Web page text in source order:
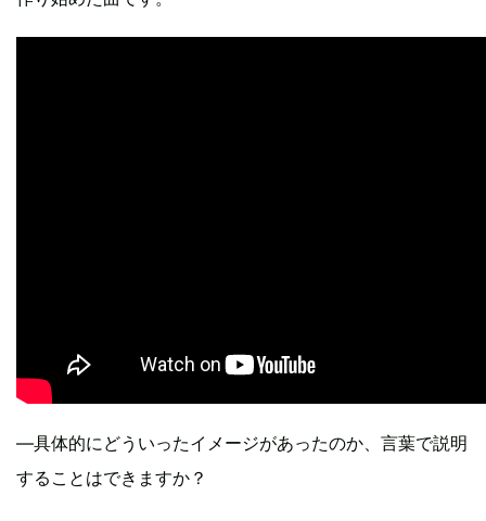
―具体的にどういったイメージがあったのか、言葉で説明
することはできますか？